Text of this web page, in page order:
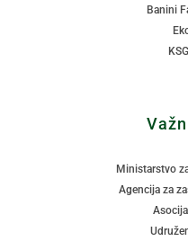
Banini
Ministarstvo
Agencija za